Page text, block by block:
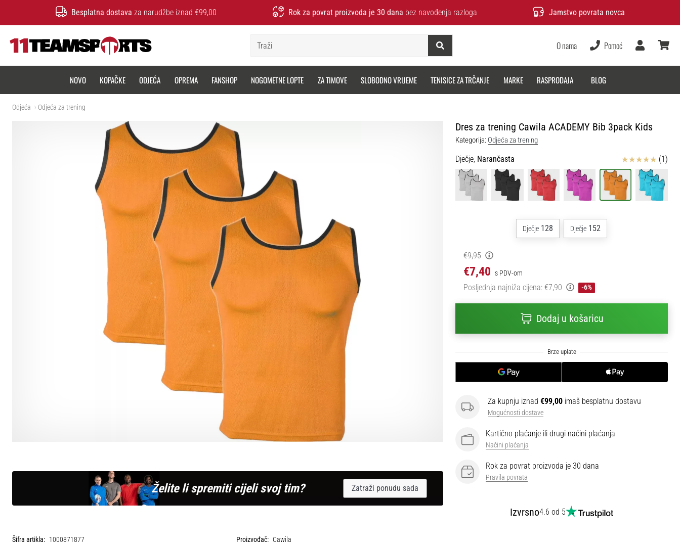
Besplatna dostava za narudžbe iznad €99,00 Rok za povrat proizvoda je 30 dana bez navođenja razloga Jamstvo povrata novca
O nama Pomoć
Korisnik
NOVO KOPAČKE ODJEĆA OPREMA FANSHOP NOGOMETNE LOPTE ZA TIMOVE SLOBODNO VRIJEME TENISICE ZA TRČANJE MARKE RASPRODAJA BLOG
Odjeća Odjeća za trening
Dres za trening Cawila ACADEMY Bib 3pack Kids
Kategorija: Odjeća za trening
Dječje, Narančasta Ocjena proizvoda
(1)
Dječje 128 Dječje 152
€9,95
€7,40 s PDV-om
Posljednja najniža cijena: €7,90 -6%
Dodaj u košaricu
Za kupnju iznad €99,00 imaš besplatnu dostavu
Mogućnosti dostave
Kartično plaćanje ili drugi načini plaćanja
Načini plaćanja
Rok za povrat proizvoda je 30 dana
Pravila povrata
Izvrsno4.6 od 5
Želite li spremiti cijeli svoj tim? Zatraži ponudu sada
Šifra artikla: 1000871877 Proizvođač: Cawila